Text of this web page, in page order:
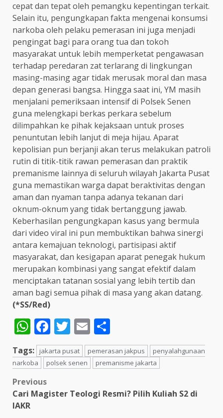
cepat dan tepat oleh pemangku kepentingan terkait.
Selain itu, pengungkapan fakta mengenai konsumsi
narkoba oleh pelaku pemerasan ini juga menjadi
pengingat bagi para orang tua dan tokoh
masyarakat untuk lebih memperketat pengawasan
terhadap peredaran zat terlarang di lingkungan
masing-masing agar tidak merusak moral dan masa
depan generasi bangsa. Hingga saat ini, YM masih
menjalani pemeriksaan intensif di Polsek Senen
guna melengkapi berkas perkara sebelum
dilimpahkan ke pihak kejaksaan untuk proses
penuntutan lebih lanjut di meja hijau. Aparat
kepolisian pun berjanji akan terus melakukan patroli
rutin di titik-titik rawan pemerasan dan praktik
premanisme lainnya di seluruh wilayah Jakarta Pusat
guna memastikan warga dapat beraktivitas dengan
aman dan nyaman tanpa adanya tekanan dari
oknum-oknum yang tidak bertanggung jawab.
Keberhasilan pengungkapan kasus yang bermula
dari video viral ini pun membuktikan bahwa sinergi
antara kemajuan teknologi, partisipasi aktif
masyarakat, dan kesigapan aparat penegak hukum
merupakan kombinasi yang sangat efektif dalam
menciptakan tatanan sosial yang lebih tertib dan
aman bagi semua pihak di masa yang akan datang.
(*SS/Red)
WhatsApp
Facebook
Twitter
Email
Tags: jakarta pusat pemerasan jakpus
penyalahgunaan
narkoba
polsek senen premanisme jakarta
Post
navigation
Previous
Cari Magister Teologi Resmi? Pilih Kuliah S2 di
IAKR